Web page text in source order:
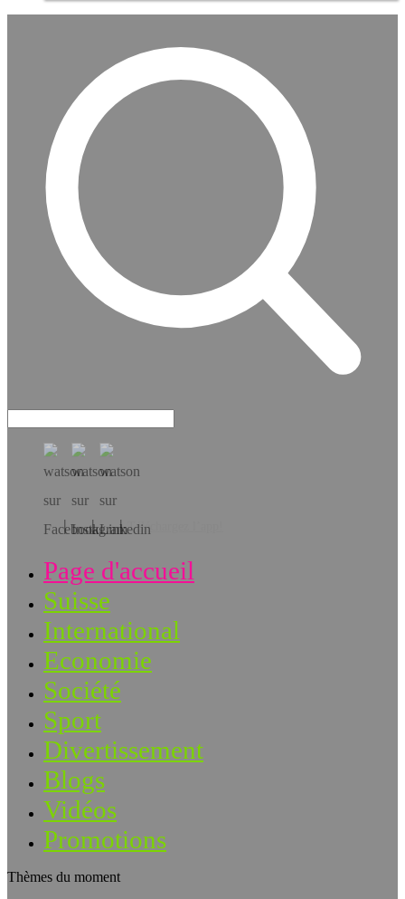
Téléchargez l’app!
Page d'accueil
Suisse
International
Economie
Société
Sport
Divertissement
Blogs
Vidéos
Promotions
Thèmes du moment